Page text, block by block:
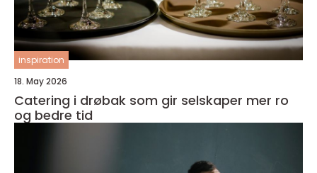
inspiration
18. May 2026
Catering i drøbak som gir selskaper mer ro
og bedre tid